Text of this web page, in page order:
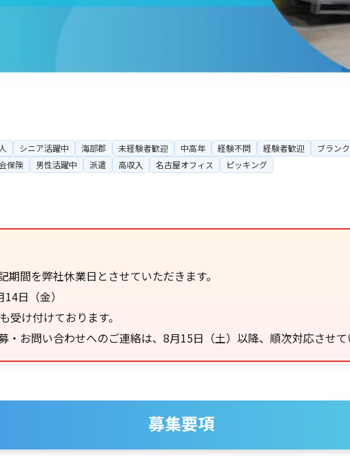
シニア活躍中 海部郡 未経験者歓迎 中高年 経験不問 経験者歓迎 ブラン
保険 男性活躍中 派遣 高収入 名古屋オフィス ピッキング
間を弊社休業日とさせていただきます。
日（金）
受け付けております。
・お問い合わせへのご連絡は、8月15日（土）以降、順次対応させて
募集要項